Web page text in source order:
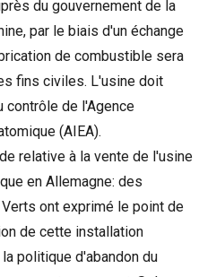
du gouvernement de la
par le biais d'un échange
de combustible sera
fins civiles. L'usine doit
contrôle de l'Agence
(AIEA).
relative à la vente de l'usine
en Allemagne: des
ont exprimé le point de
de cette installation
politique d'abandon du